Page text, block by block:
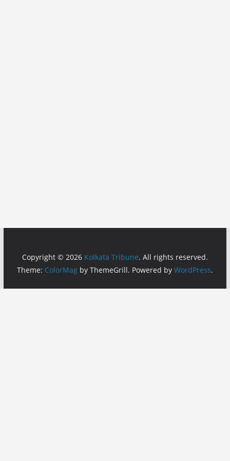
Copyright © 2026 Kolkata Tribune. All rights reserved.
Theme: ColorMagby ThemeGrill. Powered by WordPress.